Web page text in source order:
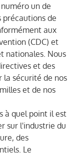
un de
précautions de
aux
(CDC) et
nationales. Nous
et des
la sécurité de nos
et de nos
à quel point il est
sur l'industrie du
des
Le